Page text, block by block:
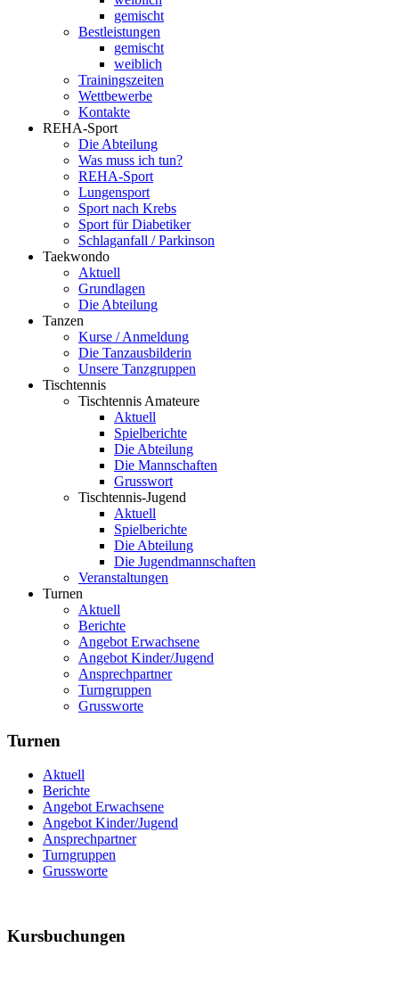
gemischt
Bestleistungen
gemischt
weiblich
Trainingszeiten
Wettbewerbe
Kontakte
REHA-Sport
Die Abteilung
Was muss ich tun?
REHA-Sport
Lungensport
Sport nach Krebs
Sport für Diabetiker
Schlaganfall / Parkinson
Taekwondo
Aktuell
Grundlagen
Die Abteilung
Tanzen
Kurse / Anmeldung
Die Tanzausbilderin
Unsere Tanzgruppen
Tischtennis
Tischtennis Amateure
Aktuell
Spielberichte
Die Abteilung
Die Mannschaften
Grusswort
Tischtennis-Jugend
Aktuell
Spielberichte
Die Abteilung
Die Jugendmannschaften
Veranstaltungen
Turnen
Aktuell
Berichte
Angebot Erwachsene
Angebot Kinder/Jugend
Ansprechpartner
Turngruppen
Grussworte
Turnen
Aktuell
Berichte
Angebot Erwachsene
Angebot Kinder/Jugend
Ansprechpartner
Turngruppen
Grussworte
Kursbuchungen